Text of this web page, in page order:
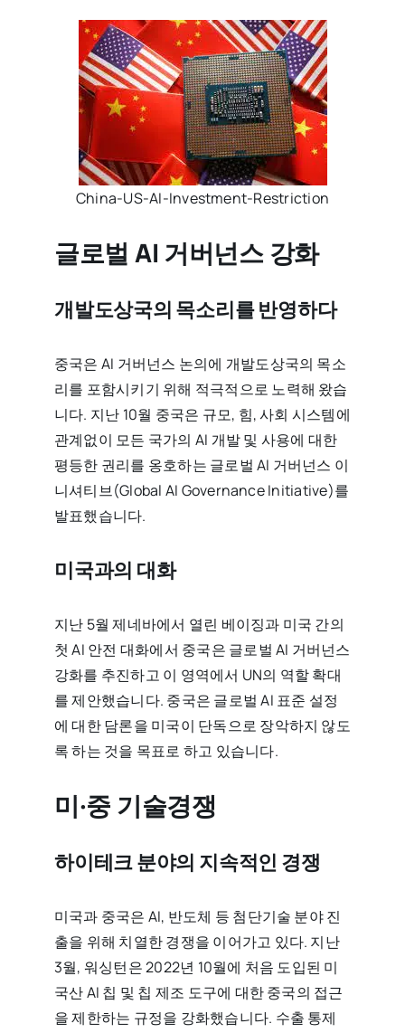
China-US-AI-Investment-Restriction
글로벌 AI 거버넌스 강화
개발도상국의 목소리를 반영하다
중국은 AI 거버넌스 논의에 개발도상국의 목소
리를 포함시키기 위해 적극적으로 노력해 왔습
니다. 지난 10월 중국은 규모, 힘, 사회 시스템에
관계없이 모든 국가의 AI 개발 및 사용에 대한
평등한 권리를 옹호하는 글로벌 AI 거버넌스 이
니셔티브(Global AI Governance Initiative)를
발표했습니다.
미국과의 대화
지난 5월 제네바에서 열린 베이징과 미국 간의
첫 AI 안전 대화에서 중국은 글로벌 AI 거버넌스
강화를 추진하고 이 영역에서 UN의 역할 확대
를 제안했습니다. 중국은 글로벌 AI 표준 설정
에 대한 담론을 미국이 단독으로 장악하지 않도
록 하는 것을 목표로 하고 있습니다.
미·중 기술경쟁
하이테크 분야의 지속적인 경쟁
미국과 중국은 AI, 반도체 등 첨단기술 분야 진
출을 위해 치열한 경쟁을 이어가고 있다. 지난
3월, 워싱턴은 2022년 10월에 처음 도입된 미
국산 AI 칩 및 칩 제조 도구에 대한 중국의 접근
을 제한하는 규정을 강화했습니다. 수출 통제